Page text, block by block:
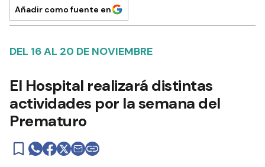
Añadir como fuente en
DEL 16 AL 20 DE NOVIEMBRE
El Hospital realizará distintas
actividades por la semana del
Prematuro